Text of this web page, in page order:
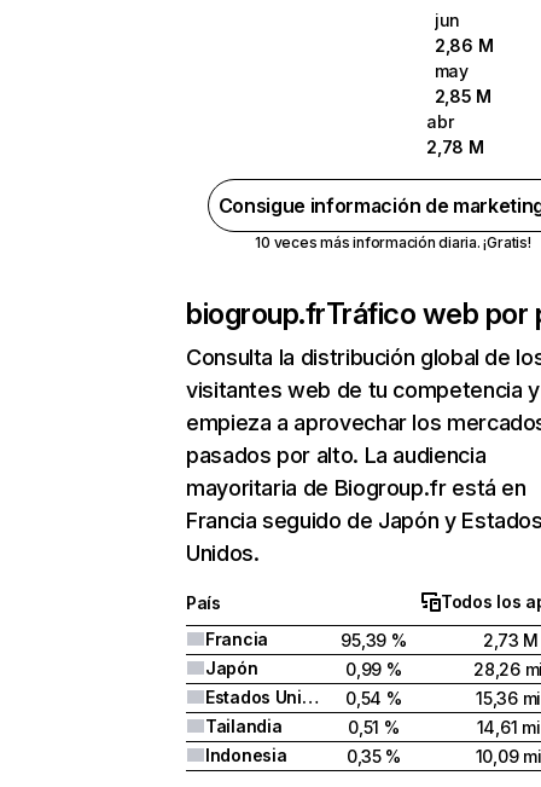
jun
2,86 M
may
2,85 M
abr
2,78 M
Consigue información de
10 veces más información diaria. ¡Gratis!
biogroup.frTráfico web por
Consulta la distribución global de
visitantes web de tu competencia y
empieza a aprovechar los
pasados por alto. La audiencia
mayoritaria de Biogroup.fr está en
Francia seguido de Japón y
Unidos.
País
Todos los
Francia
95,39 %
2,73 M
Japón
0,99 %
28,26
Estados Unidos
0,54 %
15,36
Tailandia
0,51 %
14,61
Indonesia
0,35 % 10,09